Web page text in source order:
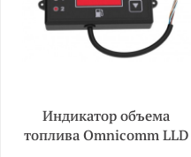
Индикатор объема
топлива Omnicomm LLD